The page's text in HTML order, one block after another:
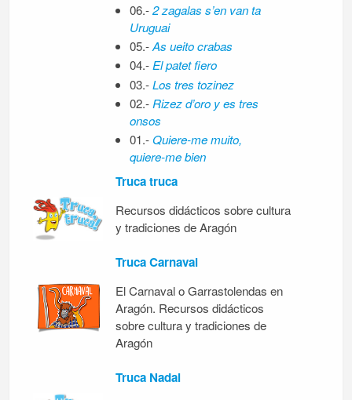
06.-2 zagalas s’en van ta
Uruguai
05.-As ueito crabas
04.-El patet fiero
03.-Los tres tozinez
02.- Rizez d’oro y es tres
onsos
01.- Quiere-me muito,
quiere-me bien
Truca truca
Recursos didácticos sobre cultura
y tradiciones de Aragón
Truca Carnaval
El Carnaval o Garrastolendas en
Aragón. Recursos didácticos
sobre cultura y tradiciones de
Aragón
Truca Nadal